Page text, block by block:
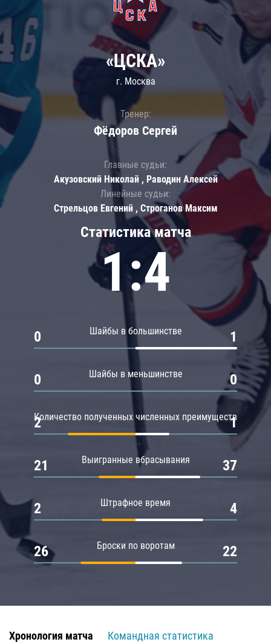
Статистика матча
1:4
Шайбы в большинстве
0 1
Шайбы в меньшинстве
0 0
Количество полученных численных преимуществ
2 1
Выигранные вбрасывания
21 37
Штрафное время
2 4
Броски по воротам
26 22
«ЦСКА»
г. Москва
Тренер:
Фёдоров Сергей
Главные судьи:
Акузовский Николай , Раводин Алексей
Линейные судьи:
Стрельцов Евгений , Строганов Максим
Хронология матча
Командная статистика